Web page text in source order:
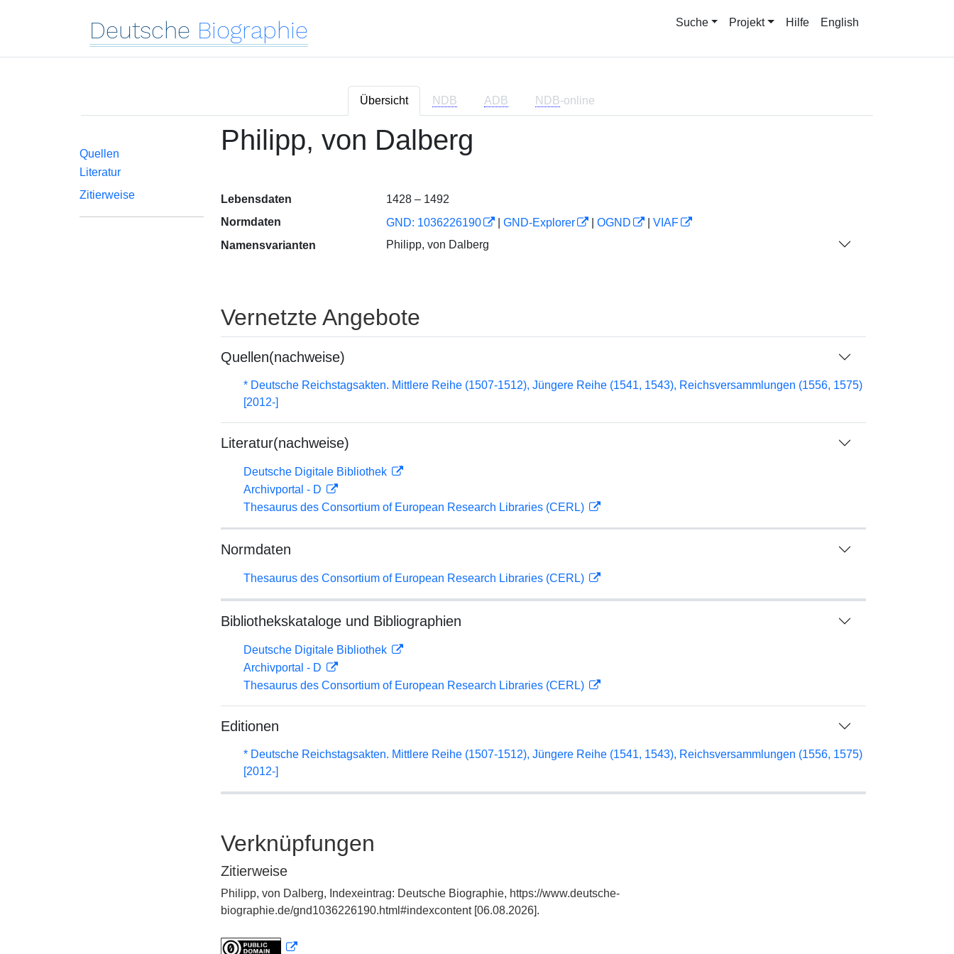
Deutsche Biographie Suche Projekt Hilfe English
Übersicht NDB ADB NDB-online
Quellen
Literatur
Zitierweise
Philipp, von Dalberg
Lebensdaten
1428 – 1492
Normdaten
GND: 1036226190 GND-Explorer OGND
VIAF
Namensvarianten
Philipp, von Dalberg
Vernetzte Angebote
Quellen(nachweise)
* Deutsche Reichstagsakten. Mittlere Reihe (1507-1512), Jüngere Reihe (1541, 1543), Reichsversammlungen (1556, 1575)
[2012-]
Literatur(nachweise)
Deutsche Digitale Bibliothek
Archivportal - D
Thesaurus des Consortium of European Research Libraries (CERL)
Normdaten
Thesaurus des Consortium of European Research Libraries (CERL)
Bibliothekskataloge und Bibliographien
Deutsche Digitale Bibliothek
Archivportal - D
Thesaurus des Consortium of European Research Libraries (CERL)
Editionen
* Deutsche Reichstagsakten. Mittlere Reihe (1507-1512), Jüngere Reihe (1541, 1543), Reichsversammlungen (1556, 1575)
[2012-]
Verknüpfungen
Zitierweise
Philipp, von Dalberg, Indexeintrag: Deutsche Biographie, https://www.deutsche-
biographie.de/gnd1036226190.html#indexcontent [06.08.2026].